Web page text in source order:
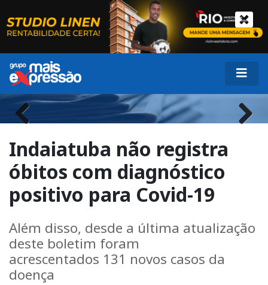
Previous
Indaiatuba não registra
óbitos com diagnóstico
positivo para Covid-19
Além disso, desde a última atualização